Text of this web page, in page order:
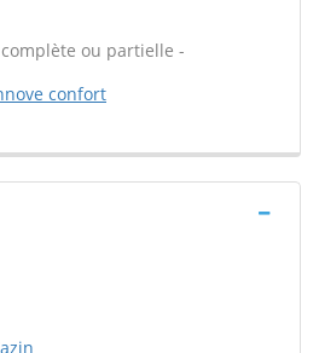
ou partielle -
confort